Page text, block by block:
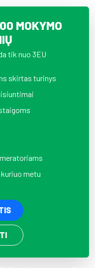
MOKYMO
tik nuo 3EU
skirtas turinys
metu